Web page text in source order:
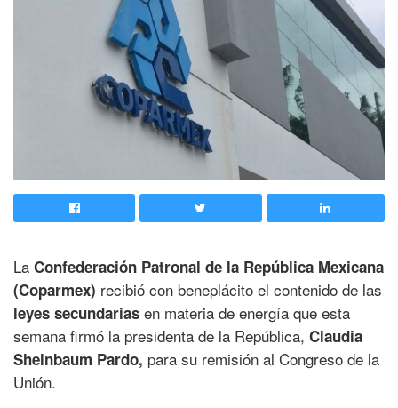
La Confederación Patronal de la República Mexicana
(Coparmex) recibió con beneplácito el contenido de las
leyes secundarias en materia de energía que esta
semana firmó la presidenta de la República, Claudia
Sheinbaum Pardo, para su remisión al Congreso de la
Unión.